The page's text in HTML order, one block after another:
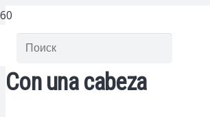
Con una cabeza